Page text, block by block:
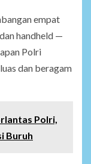
empat
handheld —
Polri
dan beragam
Polri,
Buruh